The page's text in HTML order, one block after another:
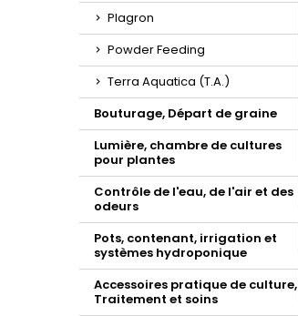
Plagron
Powder Feeding
Terra Aquatica (T.A.)
Bouturage, Départ de graine
Lumière, chambre de cultures
pour plantes
Contrôle de l'eau, de l'air et des
odeurs
Pots, contenant, irrigation et
systèmes hydroponique
Accessoires pratique de culture,
Traitement et soins